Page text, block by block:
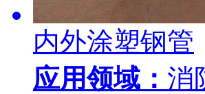
内外涂塑钢管
应用领域： 消